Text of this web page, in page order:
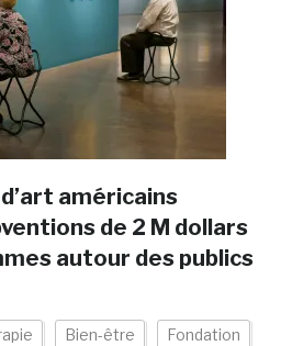
américains
de 2 M dollars
autour des publics
Bien-être Fondation